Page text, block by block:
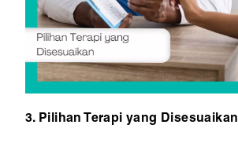
3. Pilihan Terapi yang Disesuaikan